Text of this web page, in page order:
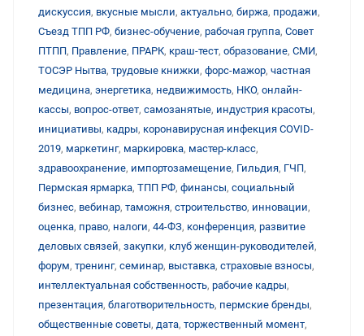
дискуссия, вкусные мысли, актуально, биржа, продажи,
Съезд ТПП РФ, бизнес-обучение, рабочая группа, Совет
ПТПП, Правление, ПРАРК, краш-тест, образование, СМИ,
ТОСЭР Нытва, трудовые книжки, форс-мажор, частная
медицина, энергетика, недвижимость, НКО, онлайн-
кассы, вопрос-ответ, самозанятые, индустрия красоты,
инициативы, кадры, коронавирусная инфекция COVID-
2019, маркетинг, маркировка, мастер-класс,
здравоохранение, импортозамещение, Гильдия, ГЧП,
Пермская ярмарка, ТПП РФ, финансы, социальный
бизнес, вебинар, таможня, строительство, инновации,
оценка, право, налоги, 44-ФЗ, конференция, развитие
деловых связей, закупки, клуб женщин-руководителей,
форум, тренинг, семинар, выставка, страховые взносы,
интеллектуальная собственность, рабочие кадры,
презентация, благотворительность, пермские бренды,
общественные советы, дата, торжественный момент,